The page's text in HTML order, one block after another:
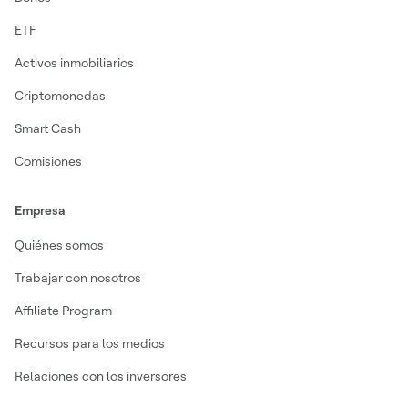
ETF
Activos inmobiliarios
Criptomonedas
Smart Cash
Comisiones
Empresa
Quiénes somos
Trabajar con nosotros
Affiliate Program
Recursos para los medios
Relaciones con los inversores